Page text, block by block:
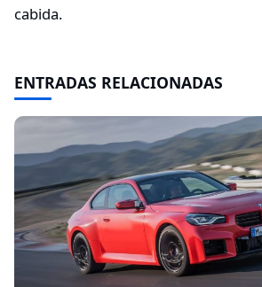
cabida.
ENTRADAS RELACIONADAS